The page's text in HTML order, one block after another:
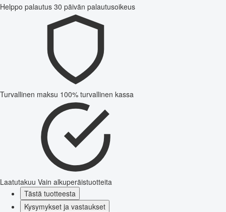
Helppo palautus 30 päivän palautusoikeus
Turvallinen maksu 100% turvallinen kassa
Laatutakuu Vain alkuperäistuotteita
Tästä tuotteesta
Kysymykset ja vastaukset